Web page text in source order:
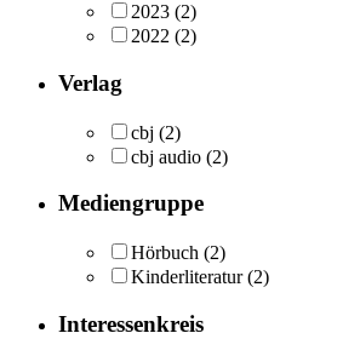
2023 (2)
2022 (2)
Verlag
cbj (2)
cbj audio (2)
Mediengruppe
Hörbuch (2)
Kinderliteratur (2)
Interessenkreis